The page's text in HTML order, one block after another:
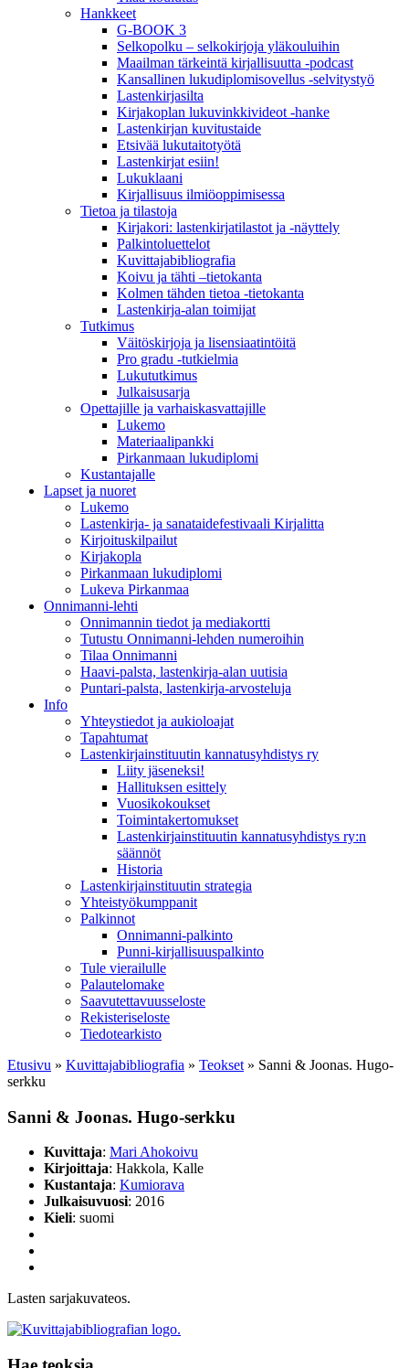
Hankkeet
G-BOOK 3
Selkopolku – selkokirjoja yläkouluihin
Maailman tärkeintä kirjallisuutta -podcast
Kansallinen lukudiplomisovellus -selvitystyö
Lastenkirjasilta
Kirjakoplan lukuvinkkivideot -hanke
Lastenkirjan kuvitustaide
Etsivää lukutaitotyötä
Lastenkirjat esiin!
Lukuklaani
Kirjallisuus ilmiöoppimisessa
Tietoa ja tilastoja
Kirjakori: lastenkirjatilastot ja -näyttely
Palkintoluettelot
Kuvittaja­bibliografia
Koivu ja tähti –tietokanta
Kolmen tähden tietoa -tietokanta
Lastenkirja-alan toimijat
Tutkimus
Väitöskirjoja ja lisensiaatintöitä
Pro gradu -tutkielmia
Lukututkimus
Julkaisusarja
Opettajille ja varhaiskasvattajille
Lukemo
Materiaalipankki
Pirkanmaan lukudiplomi
Kustantajalle
Lapset ja nuoret
Lukemo
Lastenkirja- ja sanataidefestivaali Kirjalitta
Kirjoituskilpailut
Kirjakopla
Pirkanmaan lukudiplomi
Lukeva Pirkanmaa
Onnimanni-lehti
Onnimannin tiedot ja mediakortti
Tutustu Onnimanni-lehden numeroihin
Tilaa Onnimanni
Haavi-palsta, lastenkirja-alan uutisia
Puntari-palsta, lastenkirja-arvosteluja
Info
Yhteystiedot ja aukioloajat
Tapahtumat
Lastenkirjainstituutin kannatusyhdistys ry
Liity jäseneksi!
Hallituksen esittely
Vuosikokoukset
Toimintakertomukset
Lastenkirjainstituutin kannatusyhdistys ry:n
säännöt
Historia
Lastenkirjainstituutin strategia
Yhteistyökumppanit
Palkinnot
Onnimanni-palkinto
Punni-kirjallisuuspalkinto
Tule vierailulle
Palautelomake
Saavutettavuusseloste
Rekisteriseloste
Tiedotearkisto
Etusivu » Kuvittaja­bibliografia » Teokset » Sanni & Joonas. Hugo-
serkku
Sanni & Joonas. Hugo-serkku
Kuvittaja: Mari Ahokoivu
Kirjoittaja: Hakkola, Kalle
Kustantaja: Kumiorava
Julkaisuvuosi: 2016
Kieli: suomi
Lasten sarjakuvateos.